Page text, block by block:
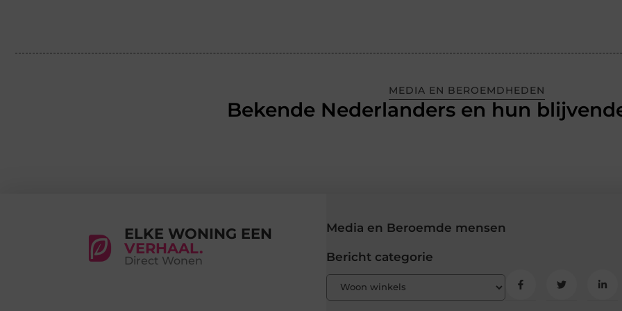
MEDIA EN BEROEMDHEDEN
Bekende Nederlanders en hun
ELKE WONING EEN
VERHAAL.
Direct Wonen
Media en Beroemde mensen
Bericht categorie